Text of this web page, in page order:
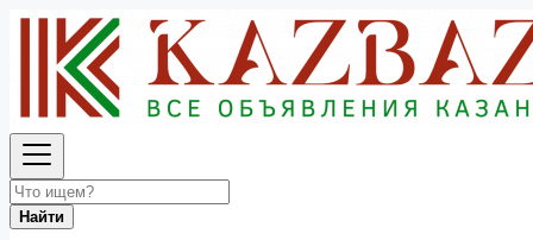
Найти
Отдам даром
Все объявления в 50 км around Санкт-Петербург